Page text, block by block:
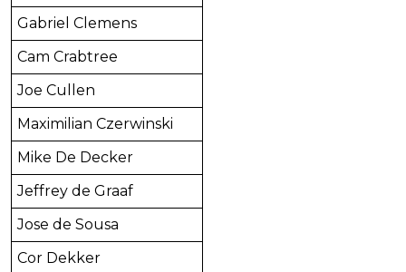
Gabriel Clemens
Cam Crabtree
Joe Cullen
Maximilian Czerwinski
Mike De Decker
Jeffrey de Graaf
Jose de Sousa
Cor Dekker